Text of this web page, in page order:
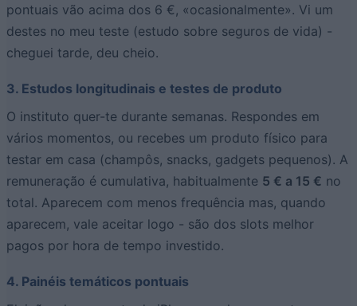
pontuais vão acima dos 6 €, «ocasionalmente». Vi um
destes no meu teste (estudo sobre seguros de vida) -
cheguei tarde, deu cheio.
3. Estudos longitudinais e testes de produto
O instituto quer-te durante semanas. Respondes em
vários momentos, ou recebes um produto físico para
testar em casa (champôs, snacks, gadgets pequenos). A
remuneração é cumulativa, habitualmente 5 € a 15 € no
total. Aparecem com menos frequência mas, quando
aparecem, vale aceitar logo - são dos slots melhor
pagos por hora de tempo investido.
4. Painéis temáticos pontuais